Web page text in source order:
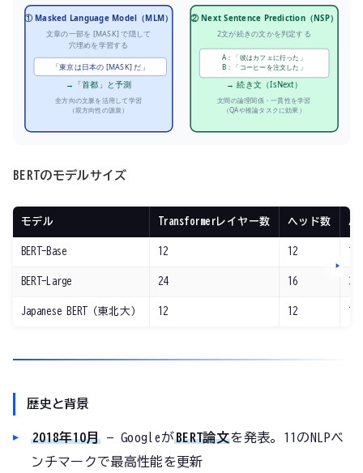
① Masked Language Model（MLM）
文章の一部を [MASK] で隠して
穴埋めを学習する
「東京は日本の [MASK] だ」
→「首都」と予測
全方向の文脈を活用して学習
（双方向性の源泉）
② Next Sentence Prediction（NSP）
2文が続きの文かを判定する
A：「彼はカフェに行った」
B：「コーヒーを注文した」
→ 続き文（IsNext）
文間の論理関係・一貫性を学習
（QAや推論タスクに効果）
BERTのモデルサイズ
モデル Transformerレイヤー数 ヘッド数 パ
BERT-Base 12 12
BERT-Large 24 16
Japanese BERT（東北大） 12 12
歴史と背景
2018年10月 — GoogleがBERT論文を発表。11のNLPベ
ンチマークで最高性能を更新